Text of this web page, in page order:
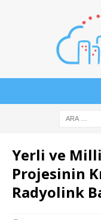
Yerli ve Milli
Projesinin
Radyolink